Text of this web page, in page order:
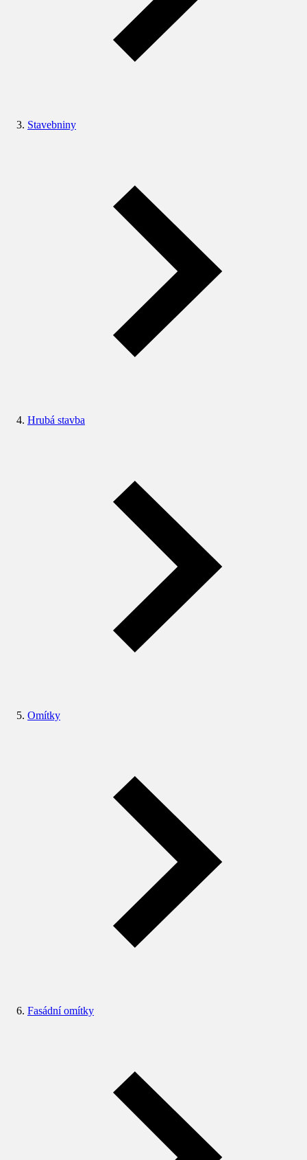
Stavebniny
Hrubá stavba
Omítky
Fasádní omítky